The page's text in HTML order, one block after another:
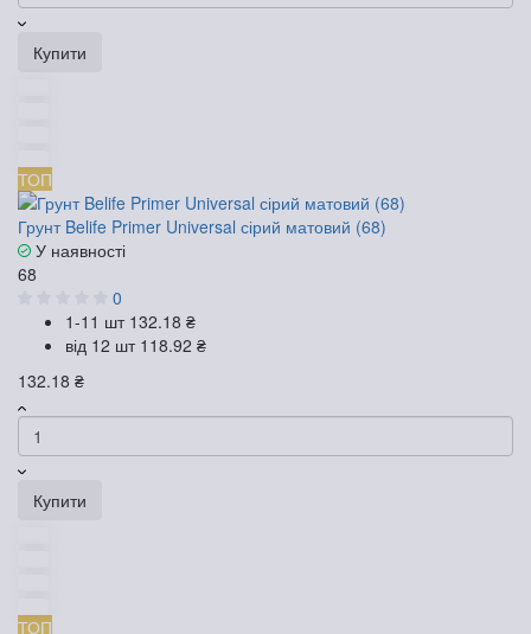
Купити
ТОП
Грунт Belife Primer Universal сірий матовий (68)
У наявності
68
0
1-11 шт 132.18 ₴
від 12 шт 118.92 ₴
132.18 ₴
Купити
ТОП